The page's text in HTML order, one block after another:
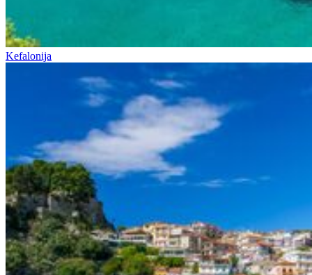
Kefalonija